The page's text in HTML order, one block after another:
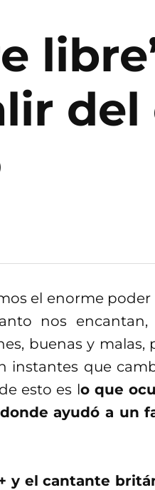
el enorme poder
nos encantan,
buenas y malas,
instantes que
esto es lo que
ayudó a un
y el cantante